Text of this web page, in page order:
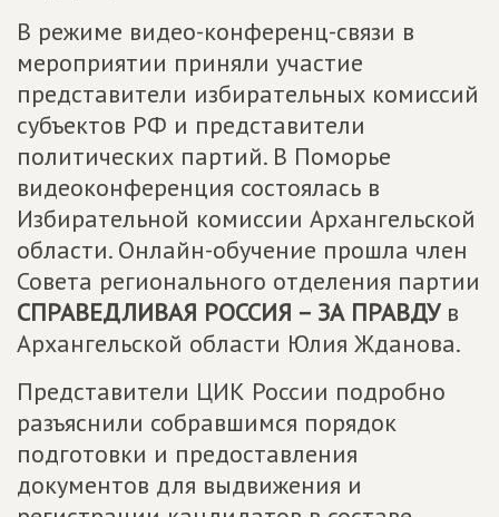
В режиме видео-конференц-связи в
мероприятии приняли участие
представители избирательных комиссий
субъектов РФ и представители
политических партий. В Поморье
видеоконференция состоялась в
Избирательной комиссии Архангельской
области. Онлайн-обучение прошла член
Совета регионального отделения партии
СПРАВЕДЛИВАЯ РОССИЯ – ЗА ПРАВДУв
Архангельской области Юлия Жданова.
Представители ЦИК России подробно
разъяснили собравшимся порядок
подготовки и предоставления
документов для выдвижения и